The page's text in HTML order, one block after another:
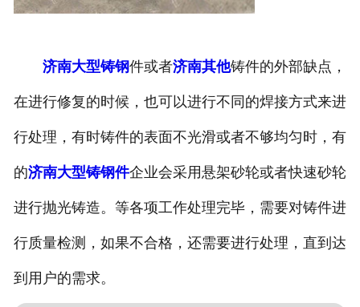
济南大型铸钢件或者济南其他铸件的外部缺点，
在进行修复的时候，也可以进行不同的焊接方式来进
行处理，有时铸件的表面不光滑或者不够均匀时，有
的济南大型铸钢件企业会采用悬架砂轮或者快速砂轮
进行抛光铸造。等各项工作处理完毕，需要对铸件进
行质量检测，如果不合格，还需要进行处理，直到达
到用户的需求。